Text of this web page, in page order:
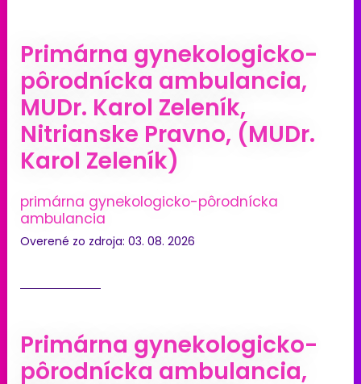
Primárna gynekologicko-
pôrodnícka ambulancia,
MUDr. Karol Zeleník,
Nitrianske Pravno, (MUDr.
Karol Zeleník)
primárna gynekologicko-pôrodnícka
ambulancia
Overené zo zdroja: 03. 08. 2026
Primárna gynekologicko-
pôrodnícka ambulancia,